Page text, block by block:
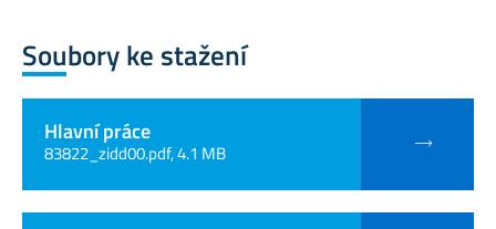
Soubory ke stažení
Hlavní práce
83822_zidd00.pdf, 4.1 MB